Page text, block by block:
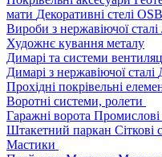
мати Декоративні стелі
Вироби з нержавіючої сталі
Художнє кування металу
Димарі та системи
Димарі з нержавіючої сталі
Прохідні покрівельні
Воротні системи, ролети
Гаражні ворота Промислові
Штакетний паркан Сіткові
Мастики